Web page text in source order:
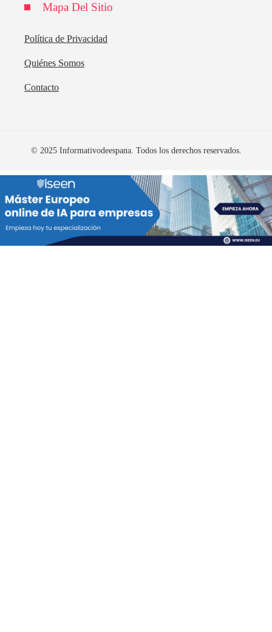
Mapa Del Sitio
Política de Privacidad
Quiénes Somos
Contacto
© 2025 Informativodeespana. Todos los derechos reservados.